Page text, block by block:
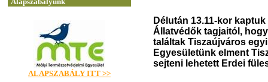
Délután 13.11-kor
Állatvédők tagjaitól,
találtak Tiszaújváros
Egyesületünk elment
sejteni lehetett Erdei